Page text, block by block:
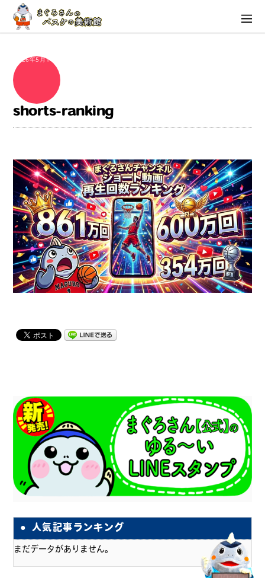
2026年5月14日
shorts-ranking
人気記事ランキング
まだデータがありません。